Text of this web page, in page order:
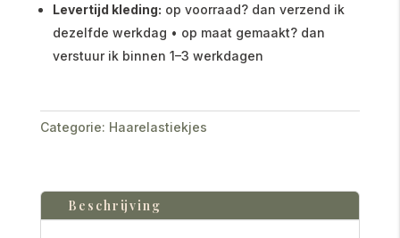
Levertijd kleding: op voorraad? dan verzend ik
dezelfde werkdag • op maat gemaakt? dan
verstuur ik binnen 1–3 werkdagen
Categorie: Haarelastiekjes
Beschrijving